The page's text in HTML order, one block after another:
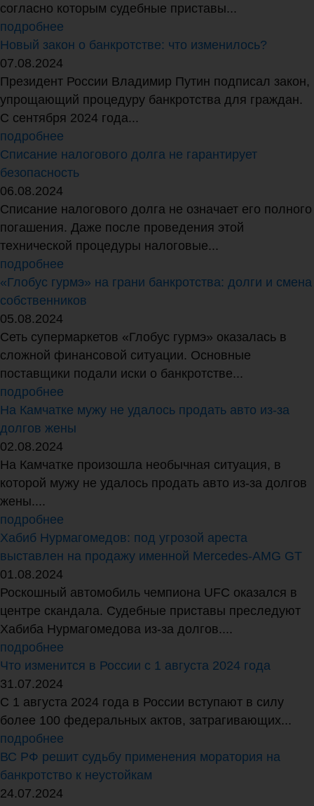
согласно которым судебные приставы...
подробнее
Новый закон о банкротстве: что изменилось?
07.08.2024
Президент России Владимир Путин подписал закон,
упрощающий процедуру банкротства для граждан.
С сентября 2024 года...
подробнее
Списание налогового долга не гарантирует
безопасность
06.08.2024
Списание налогового долга не означает его полного
погашения. Даже после проведения этой
технической процедуры налоговые...
подробнее
«Глобус гурмэ» на грани банкротства: долги и смена
собственников
05.08.2024
Сеть супермаркетов «Глобус гурмэ» оказалась в
сложной финансовой ситуации. Основные
поставщики подали иски о банкротстве...
подробнее
На Камчатке мужу не удалось продать авто из-за
долгов жены
02.08.2024
На Камчатке произошла необычная ситуация, в
которой мужу не удалось продать авто из-за долгов
жены....
подробнее
Хабиб Нурмагомедов: под угрозой ареста
выставлен на продажу именной Mercedes-AMG GT
01.08.2024
Роскошный автомобиль чемпиона UFC оказался в
центре скандала. Судебные приставы преследуют
Хабиба Нурмагомедова из-за долгов....
подробнее
Что изменится в России с 1 августа 2024 года
31.07.2024
С 1 августа 2024 года в России вступают в силу
более 100 федеральных актов, затрагивающих...
подробнее
ВС РФ решит судьбу применения моратория на
банкротство к неустойкам
24.07.2024